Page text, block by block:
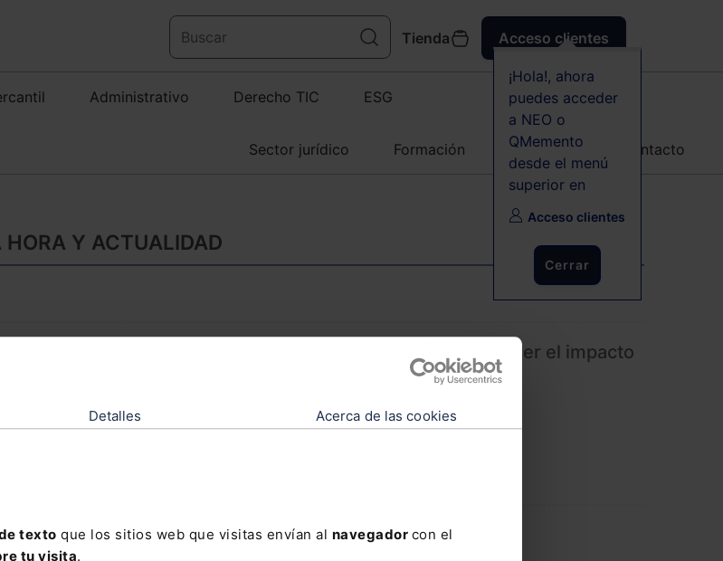
Detalles Acerca de las cookies
texto que los sitios web que visitas envían al navegador con el
tu visita.
Tienda Acceso clientes
¡Hola!, ahora
puedes acceder
a NEO o
QMemento
desde el menú
superior en
Acceso clientes
Cerrar
Administrativo Derecho TIC ESG
Sector jurídico Formación Agenda Contacto
Y ACTUALIDAD
Lefebvre presenta la obra clave para conocer el impacto
de la Covid-19 en los arrendamientos
Leer artículo